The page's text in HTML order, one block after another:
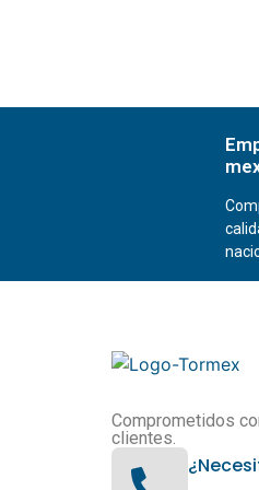
Comprometidos
clientes.